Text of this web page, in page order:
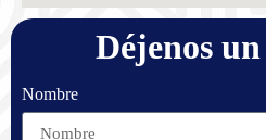
Déjenos
Nombre